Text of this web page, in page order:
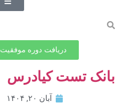
دریافت دوره موفقیت 360 (رایگان)👉
بانک تست کیادرس
آبان ۲۰, ۱۴۰۴